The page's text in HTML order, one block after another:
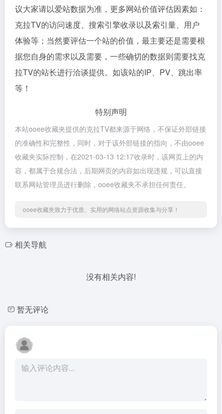
议大家请以爱站数据为准，更多网站价值评估因素如：
克拉TV的访问速度、搜索引擎收录以及索引量、用户
体验等；当然要评估一个站的价值，最主要还是需要根
据您自身的需求以及需要，一些确切的数据则需要找克
拉TV的站长进行洽谈提供。如该站的IP、PV、跳出率
等！
特别声明
本站ooee收藏夹提供的克拉TV都来源于网络，不保证外部链接
的准确性和完整性，同时，对于该外部链接的指向，不由ooee
收藏夹实际控制，在2021-03-13 12:17收录时，该网页上的内
容，都属于合规合法，后期网页的内容如出现违规，可以直接
联系网站管理员进行删除，ooee收藏夹不承担任何责任。
ooee收藏夹致力于优质、实用的网络站点资源收集与分享！
相关导航
没有相关内容!
暂无评论